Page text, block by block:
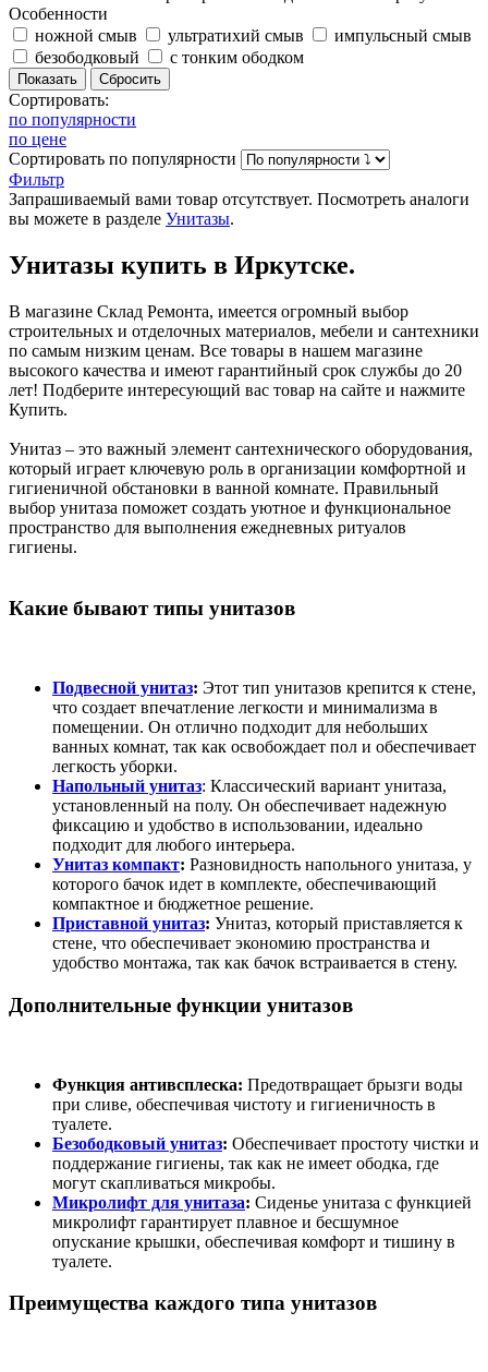
Особенности
ножной смыв
ультратихий смыв
импульсный смыв
безободковый
с тонким ободком
Сортировать:
по популярности
по цене
Сортировать по популярности
Фильтр
Запрашиваемый вами товар отсутствует. Посмотреть аналоги
вы можете в разделе Унитазы.
Унитазы купить в Иркутске.
В магазине Склад Ремонта, имеется огромный выбор
строительных и отделочных материалов, мебели и сантехники
по самым низким ценам. Все товары в нашем магазине
высокого качества и имеют гарантийный срок службы до 20
лет! Подберите интересующий вас товар на сайте и нажмите
Купить.
Унитаз – это важный элемент сантехнического оборудования,
который играет ключевую роль в организации комфортной и
гигиеничной обстановки в ванной комнате. Правильный
выбор унитаза поможет создать уютное и функциональное
пространство для выполнения ежедневных ритуалов
гигиены.
Какие бывают типы унитазов
Подвесной унитаз: Этот тип унитазов крепится к стене,
что создает впечатление легкости и минимализма в
помещении. Он отлично подходит для небольших
ванных комнат, так как освобождает пол и обеспечивает
легкость уборки.
Напольный унитаз: Классический вариант унитаза,
установленный на полу. Он обеспечивает надежную
фиксацию и удобство в использовании, идеально
подходит для любого интерьера.
Унитаз компакт: Разновидность напольного унитаза, у
которого бачок идет в комплекте, обеспечивающий
компактное и бюджетное решение.
Приставной унитаз: Унитаз, который приставляется к
стене, что обеспечивает экономию пространства и
удобство монтажа, так как бачок встраивается в стену.
Дополнительные функции унитазов
Функция антивсплеска: Предотвращает брызги воды
при сливе, обеспечивая чистоту и гигиеничность в
туалете.
Безободковый унитаз: Обеспечивает простоту чистки и
поддержание гигиены, так как не имеет ободка, где
могут скапливаться микробы.
Микролифт для унитаза: Сиденье унитаза с функцией
микролифт гарантирует плавное и бесшумное
опускание крышки, обеспечивая комфорт и тишину в
туалете.
Преимущества каждого типа унитазов